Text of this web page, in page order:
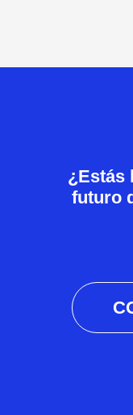
¿Estás
futuro